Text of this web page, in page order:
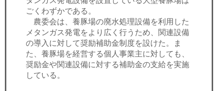
ごくわずかである。
農委会は、養豚場の廃水処理設備を利用した
メタンガス発電をより広く行うため、関連設備
の導入に対して奨励補助金制度を設けた。ま
た、養豚場を経営する個人事業主に対しても、
奨励金や関連設備に対する補助金の支給を実施
している。